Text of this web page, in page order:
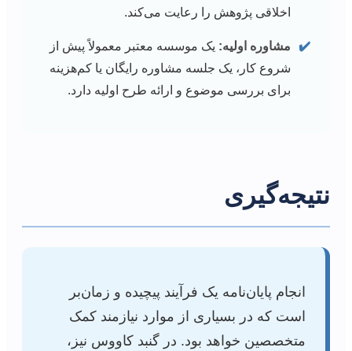
اخلاقی پژوهش را رعایت می‌کند.
✔️ مشاوره اولیه: یک موسسه معتبر معمولاً پیش از
شروع کار، یک جلسه مشاوره رایگان یا کم‌هزینه
برای بررسی موضوع و ارائه طرح اولیه دارد.
نتیجه‌گیری
انجام پایان‌نامه یک فرآیند پیچیده و زمان‌بر
است که در بسیاری از موارد نیازمند کمک
متخصصین خواهد بود. در گنبد کاووس نیز،